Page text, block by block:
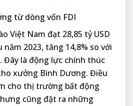
từ dòng vốn FDI
Việt Nam đạt 28,85 tỷ USD
2023, tăng 14,8% so với
Đây là động lực chính thúc
xưởng Bình Dương. Điều
cho thị trường bất động
cũng đặt ra những